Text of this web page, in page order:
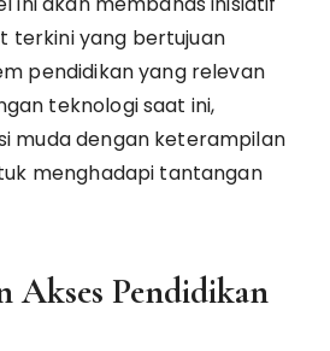
terkini yang bertujuan
pendidikan yang relevan
teknologi saat ini,
muda dengan keterampilan
menghadapi tantangan
Akses Pendidikan